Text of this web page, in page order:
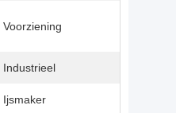
Voorziening
Industrieel
Ijsmaker